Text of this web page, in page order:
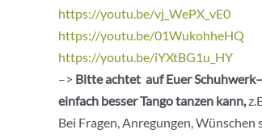
https://youtu.be/vj_WePX_vE0
https://youtu.be/01WukohheHQ
https://youtu.be/iYXtBG1u_HY
–> Bitte achtet auf Euer
einfach besser Tango tanzen kann,
Bei Fragen, Anregungen, Wünschen